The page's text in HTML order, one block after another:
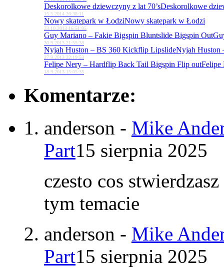
Deskorolkowe dziewczyny z lat 70’sDeskorolkowe
15.5.2014 20:38:11
Nowy skatepark w ŁodziNowy skatepark w Łodzi
23.10.2013 16:51:05
Guy Mariano – Fakie Bigspin Bluntslide Bigspin Out
30.9.2013 21:55:38
Nyjah Huston – BS 360 Kickflip LipslideNyjah Huston
27.9.2013 22:19:53
Felipe Nery – Hardflip Back Tail Bigspin Flip outFelipe
18.9.2013 15:05:35
Komentarze:
anderson - Mike
Part15 sierpnia 2025
czesto cos
tym temacie
anderson - Mike
Part15 sierpnia 2025